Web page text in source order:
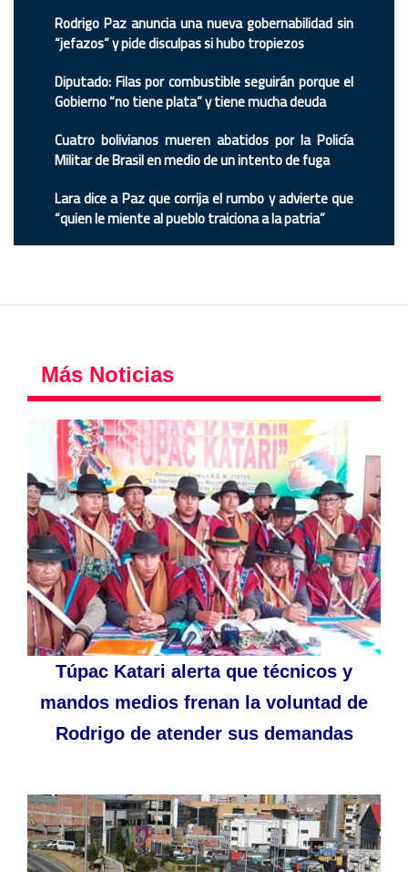
Rodrigo Paz anuncia una nueva gobernabilidad sin
“jefazos” y pide disculpas si hubo tropiezos
Diputado: Filas por combustible seguirán porque el
Gobierno “no tiene plata” y tiene mucha deuda
Cuatro bolivianos mueren abatidos por la Policía
Militar de Brasil en medio de un intento de fuga
Lara dice a Paz que corrija el rumbo y advierte que
“quien le miente al pueblo traiciona a la patria”
Más Noticias
Túpac Katari alerta que técnicos y
mandos medios frenan la voluntad de
Rodrigo de atender sus demandas